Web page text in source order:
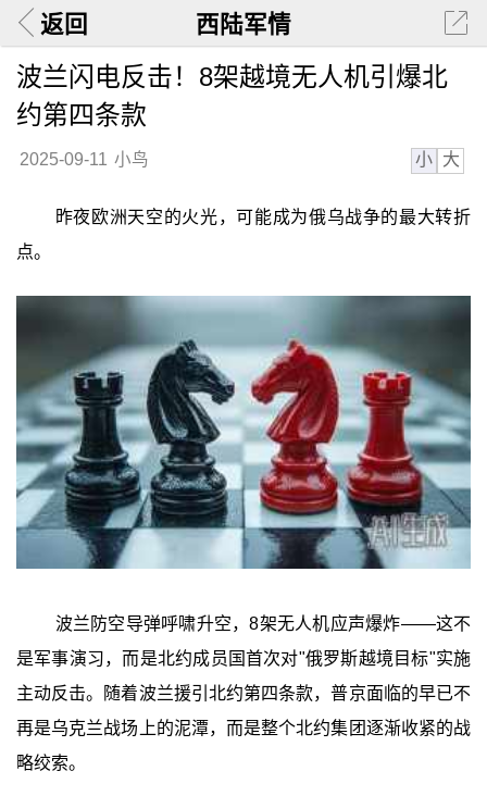
返回 西陆军情
波兰闪电反击！8架越境无人机引爆北
约第四条款
2025-09-11 小鸟 小 大
昨夜欧洲天空的火光，可能成为俄乌战争的最大转折
点。
波兰防空导弹呼啸升空，8架无人机应声爆炸——这不
是军事演习，而是北约成员国首次对"俄罗斯越境目标"实施
主动反击。随着波兰援引北约第四条款，普京面临的早已不
再是乌克兰战场上的泥潭，而是整个北约集团逐渐收紧的战
略绞索。